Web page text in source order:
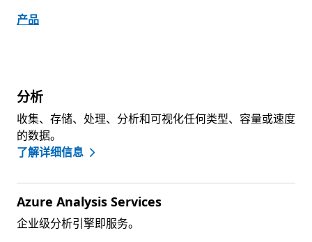
产品
分析
收集、存储、处理、分析和可视化任何类型、容量或速度
的数据。
了解详细信息
Azure Analysis Services
企业级分析引擎即服务。